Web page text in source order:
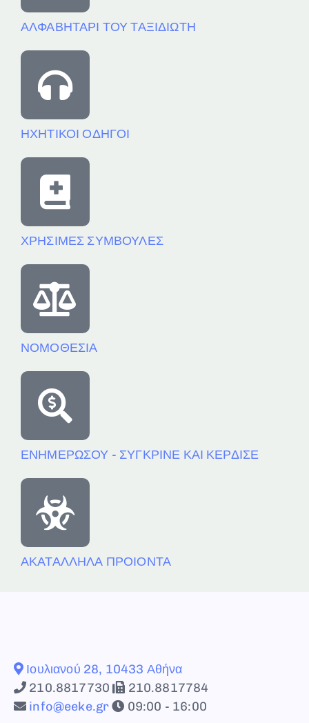
ΑΛΦΑΒΗΤΑΡΙ ΤΟΥ ΤΑΞΙΔΙΩΤΗ
ΗΧΗΤΙΚΟΙ ΟΔΗΓΟΙ
ΧΡΗΣΙΜΕΣ ΣΥΜΒΟΥΛΕΣ
ΝΟΜΟΘΕΣΙΑ
ΕΝΗΜΕΡΩΣΟΥ - ΣΥΓΚΡΙΝΕ ΚΑΙ ΚΕΡΔΙΣΕ
ΑΚΑΤΑΛΛΗΛΑ ΠΡΟΙΟΝΤΑ
Ιουλιανού 28, 10433 Αθήνα
210.8817730
210.8817784
info@eeke.gr
09:00 - 16:00